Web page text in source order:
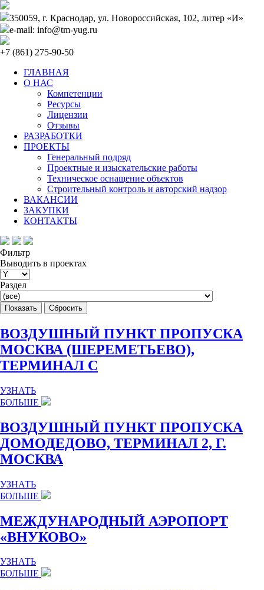
350059, г. Краснодар, ул. Новороссийская, 102, литер «И»
e-mail: info@tm-yug.ru
+7 (861) 275-90-50
ГЛАВНАЯ
О НАС
Компетенции
Ресурсы
Лицензии
Отзывы
РАЗРАБОТКИ
ПРОЕКТЫ
Генеральный подряд
Проектные и изыскательские работы
Техническое оснащение объектов
Строительный контроль и авторский надзор
ВАКАНСИИ
ЗАКУПКИ
КОНТАКТЫ
Фильтр
Выводить в проектах
Раздел
ВОЗДУШНЫЙ ПУНКТ ПРОПУСКА
МОСКВА (ШЕРЕМЕТЬЕВО),
ТЕРМИНАЛ С
УЗНАТЬ
БОЛЬШЕ
ВОЗДУШНЫЙ ПУНКТ ПРОПУСКА
ДОМОДЕДОВО, ТЕРМИНАЛ 2, Г.
МОСКВА
УЗНАТЬ
БОЛЬШЕ
МЕЖДУНАРОДНЫЙ АЭРОПОРТ
«ВНУКОВО»
УЗНАТЬ
БОЛЬШЕ